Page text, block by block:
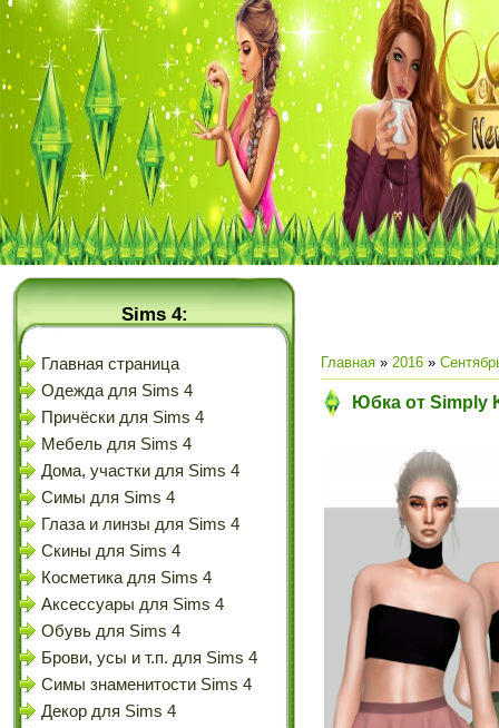
Sims 4:
Главная страница
Одежда для Sims 4
Причёски для Sims 4
Мебель для Sims 4
Дома, участки для Sims 4
Симы для Sims 4
Глаза и линзы для Sims 4
Скины для Sims 4
Косметика для Sims 4
Аксессуары для Sims 4
Обувь для Sims 4
Брови, усы и т.п. для Sims 4
Симы знаменитости Sims 4
Декор для Sims 4
Главная » 2016 »
Юбка от Simply